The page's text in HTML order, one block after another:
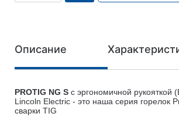
Описание
PROTIG NG S с эргономичной рукояткой
Lincoln Electric - это наша серия горелок
сварки TIG